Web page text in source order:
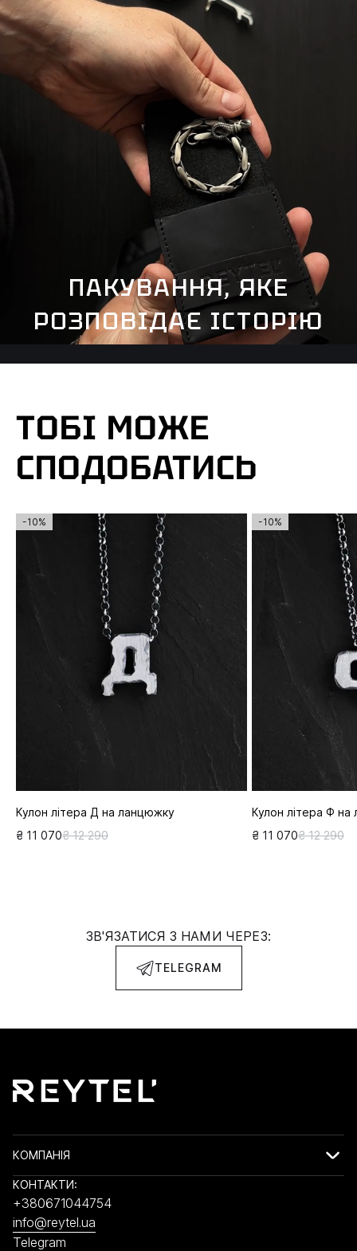
ПАКУВАННЯ, ЯКЕ
РОЗПОВІДАЄ ІСТОРІЮ
ТОБІ МОЖЕ
СПОДОБАТИСЬ
-10%
Кулон літера Д на ланцюжку
₴ 11 070₴ 12 290
-10%
Кулон літера Ф
₴ 11 070₴ 12 290
ЗВ'ЯЗАТИСЯ З НАМИ ЧЕРЕЗ:
TELEGRAM
КОМПАНІЯ
КОНТАКТИ:
+380671044754
info@reytel.ua
Telegram